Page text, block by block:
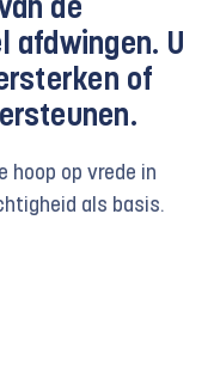
de
afdwingen. U
of
hoop op vrede in
als basis.